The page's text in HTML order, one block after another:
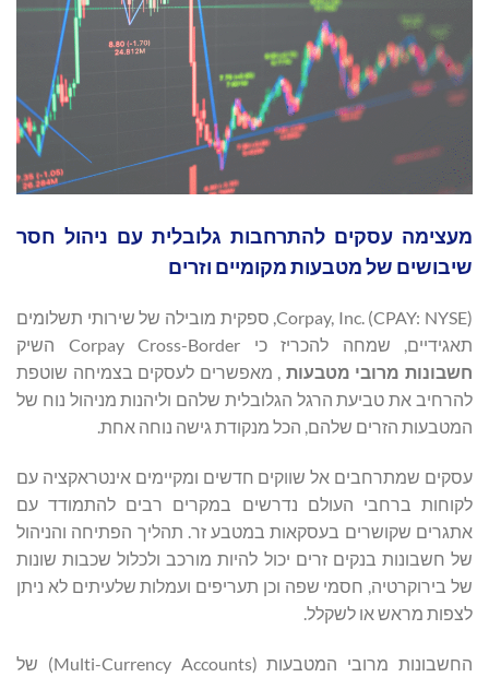
מעצימה עסקים להתרחבות גלובלית עם ניהול חסר
שיבושים של מטבעות מקומיים וזרים
Corpay, Inc. (CPAY: NYSE), ספקית מובילה של שירותי תשלומים
תאגידיים, שמחה להכריז כי Corpay Cross-Border השיק
חשבונות מרובי מטבעות , מאפשרים לעסקים בצמיחה שוטפת
להרחיב את טביעת הרגל הגלובלית שלהם וליהנות מניהול נוח של
המטבעות הזרים שלהם, הכל מנקודת גישה נוחה אחת.
עסקים שמתרחבים אל שווקים חדשים ומקיימים אינטראקציה עם
לקוחות ברחבי העולם נדרשים במקרים רבים להתמודד עם
אתגרים שקושרים בעסקאות במטבע זר. תהליך הפתיחה והניהול
של חשבונות בנקים זרים יכול להיות מורכב ולכלול שכבות שונות
של בירוקרטיה, חסמי שפה וכן תעריפים ועמלות שלעיתים לא ניתן
לצפות מראש או לשקלל.
החשבונות מרובי המטבעות (Multi-Currency Accounts) של